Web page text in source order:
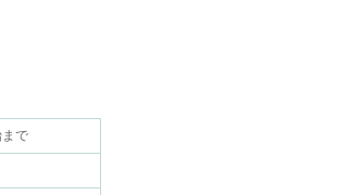
で